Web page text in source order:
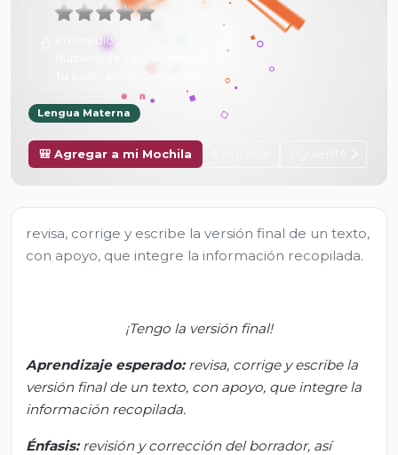
Promedio:
Sin calificar
Lengua Materna
🎒 Agregar a mi Mochila
revisa, corrige y escribe la versión final de un texto,
con apoyo, que integre la información recopilada.
¡Tengo la versión final!
Aprendizaje esperado:revisa, corrige y escribe la
versión final de un texto, con apoyo, que integre la
información recopilada.
Énfasis: revisión y corrección del borrador, así